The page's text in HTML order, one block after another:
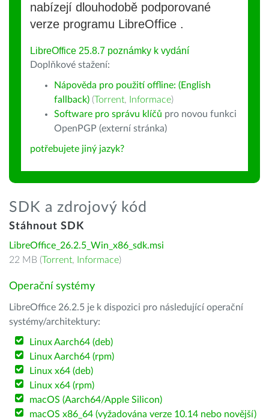
nabízejí dlouhodobě podporované
verze programu LibreOffice .
LibreOffice 25.8.7 poznámky k vydání
Doplňkové stažení:
Nápověda pro použití offline: (English
fallback) (Torrent, Informace)
Software pro správu klíčů pro novou funkci
OpenPGP (externí stránka)
potřebujete jiný jazyk?
SDK a zdrojový kód
Stáhnout SDK
LibreOffice_26.2.5_Win_x86_sdk.msi
22 MB (Torrent, Informace)
Operační systémy
LibreOffice 26.2.5 je k dispozici pro následující operační
systémy/architektury:
Linux Aarch64 (deb)
Linux Aarch64 (rpm)
Linux x64 (deb)
Linux x64 (rpm)
macOS (Aarch64/Apple Silicon)
macOS x86_64 (vyžadována verze 10.14 nebo novější)